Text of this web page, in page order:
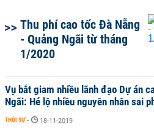
Thu phí cao tốc Đà Nẵng
- Quảng Ngãi từ tháng
1/2020
Vụ bắt giam nhiều lãnh đạo Dự án
Ngãi: Hé lộ nhiều nguyên nhân sai
THỜI SỰ - 18-11-2019